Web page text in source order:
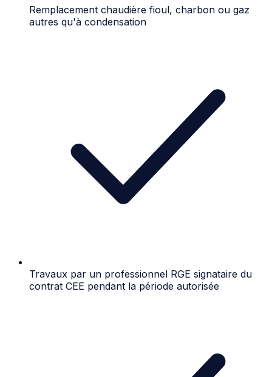
Remplacement chaudière fioul, charbon ou gaz
autres qu'à condensation
Travaux par un professionnel RGE signataire du
contrat CEE pendant la période autorisée